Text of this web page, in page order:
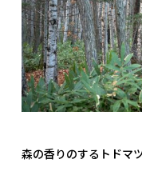
森の香りのするトドマ